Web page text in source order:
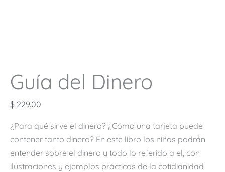
Guía del Dinero
$ 229.00
¿Para qué sirve el dinero? ¿Cómo una tarjeta puede
contener tanto dinero? En este libro los niños podrán
entender sobre el dinero y todo lo referido a el, con
ilustraciones y ejemplos prácticos de la cotidianidad